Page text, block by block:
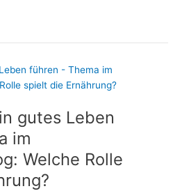
gutes Leben
im
Welche Rolle